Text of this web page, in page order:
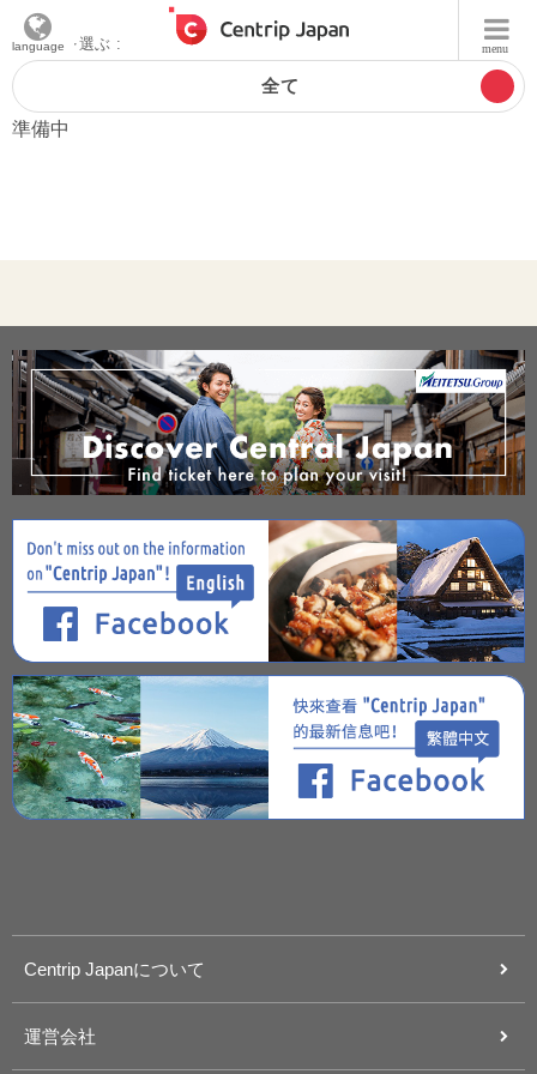
menu
language
エリアを選ぶ :
全て
準備中
Centrip Japanについて
運営会社